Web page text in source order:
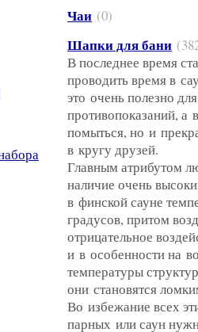
Чаи (0)
Шапки для бани
В последнее время
проводить время в
это очень полезно
противопоказаний, а
помыться, но и
в кругу друзей.
Главным атрибутом
наличие очень
в финской сауне
градусов, притом
отрицательное
и в особенности на
температуры
они становятся
Во избежание всех
парных или саун